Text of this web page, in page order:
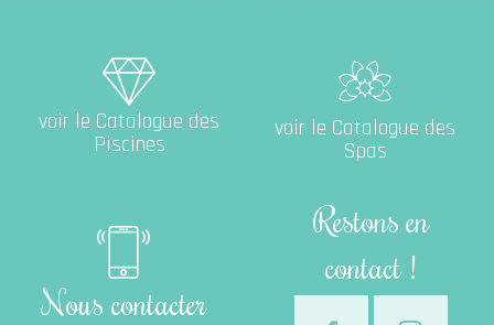
voir le Catalogue des
Piscines
Catalogue des Piscines
voir le Catalogue des
Spas
Nous contacter
Restons en
contact !